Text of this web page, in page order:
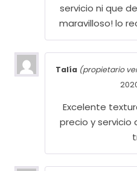
servicio ni que
maravilloso! lo
Talía (propietario
Excelente
precio y servicio